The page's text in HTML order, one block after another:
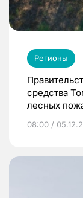
Регионы
средства
лесных
08:00 /